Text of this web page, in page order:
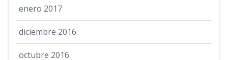
enero 2017
diciembre 2016
octubre 2016